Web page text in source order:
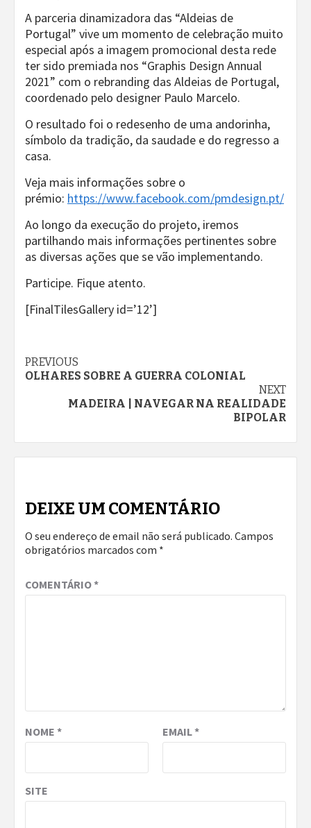
A parceria dinamizadora das “Aldeias de
Portugal” vive um momento de celebração muito
especial após a imagem promocional desta rede
ter sido premiada nos “Graphis Design Annual
2021” com o rebranding das Aldeias de Portugal,
coordenado pelo designer Paulo Marcelo.
O resultado foi o redesenho de uma andorinha,
símbolo da tradição, da saudade e do regresso a
casa.
Veja mais informações sobre o
prémio: https://www.facebook.com/pmdesign.pt/
Ao longo da execução do projeto, iremos
partilhando mais informações pertinentes sobre
as diversas ações que se vão implementando.
Participe. Fique atento.
[FinalTilesGallery id=’12’]
Continue
PREVIOUS
OLHARES SOBRE A GUERRA COLONIAL
NEXT
MADEIRA | NAVEGAR NA REALIDADE
BIPOLAR
DEIXE UM COMENTÁRIO
O seu endereço de email não será publicado. Campos
obrigatórios marcados com *
COMENTÁRIO*
NOME * EMAIL*
SITE